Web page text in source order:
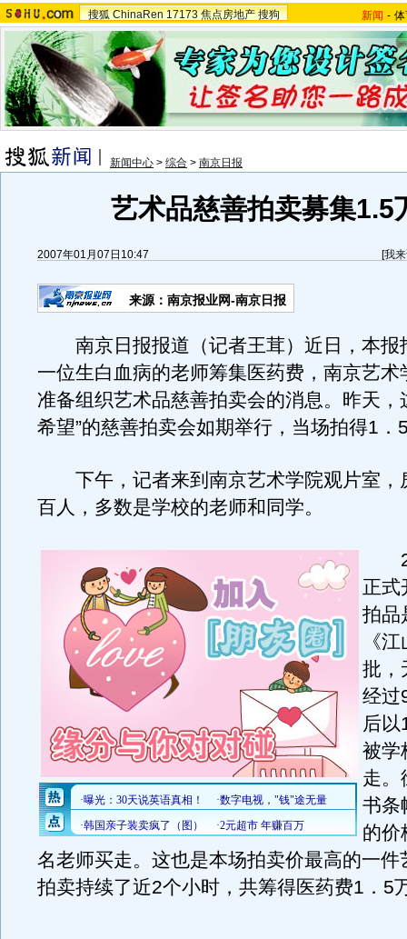
搜狐 ChinaRen 17173 焦点房地产 搜狗 新闻 -
新闻中心 > 综合 > 南京日报
艺术品慈善拍卖募集1.5
2007年01月07日10:47 [我
来源：南京报业网-南京日报
南京日报报道（记者王茸）近日，本报
一位生白血病的老师筹集医药费，南京艺术
准备组织艺术品慈善拍卖会的消息。昨天，
希望”的慈善拍卖会如期举行，当场拍得1．
下午，记者来到南京艺术学院观片室，
百人，多数是学校的老师和同学。
2
正式
拍品
《
批，
经过
后以
被学
走。
书条
的价
名老师买走。这也是本场拍卖价最高的一件
拍卖持续了近2个小时，共筹得医药费1．5